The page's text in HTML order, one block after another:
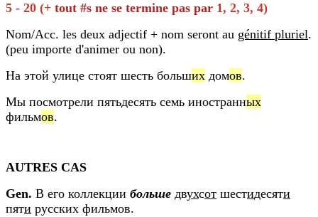
5 - 20 (+ tout #s ne se termine pas par 1, 2, 3, 4)
Nom/Acc. les deux adjectif + nom seront au génitif pluriel.
(peu importe d'animer ou non).
На этой улице стоят шесть больших домов.
Мы посмотрели пятьдесять семь иностранных
фильмов.
AUTRES CAS
Gen. В его коллекции больше двухсот шестидесяти
пяти русских фильмов.